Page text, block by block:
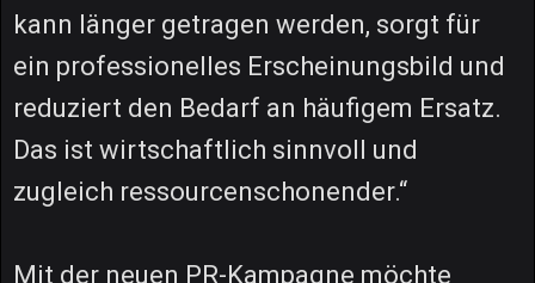
kann länger getragen werden, sorgt für
ein professionelles Erscheinungsbild und
reduziert den Bedarf an häufigem Ersatz.
Das ist wirtschaftlich sinnvoll und
zugleich ressourcenschonender.“
Mit der neuen PR-Kampagne möchte